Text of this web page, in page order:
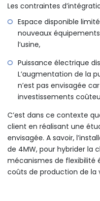
Les contraintes
Espace disponible
nouveaux
l’usine,
Puissance électrique
L’augmentation de la
n’est pas envisagée
investissements
C’est dans ce contexte
client en réalisant une
envisagée. A savoir,
de 4MW, pour hybrider la
mécanismes de flexibilité
coûts de production de la